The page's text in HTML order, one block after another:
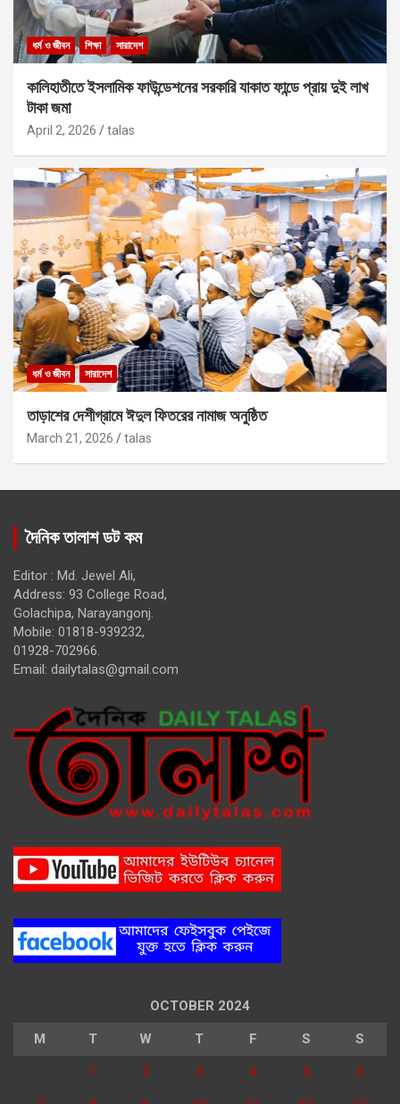
ধর্ম ও জীবন শিক্ষা সারাদেশ
কালিহাতীতে ইসলামিক ফাউন্ডেশনের সরকারি যাকাত ফান্ডে প্রায় দুই লাখ
টাকা জমা
April 2, 2026 talas
ধর্ম ও জীবন সারাদেশ
তাড়াশের দেশীগ্রামে ঈদুল ফিতরের নামাজ অনুষ্ঠিত
March 21, 2026 talas
দৈনিক তালাশ ডট কম
Editor : Md. Jewel Ali,
Address: 93 College Road,
Golachipa, Narayangonj.
Mobile: 01818-939232,
01928-702966.
Email: dailytalas@gmail.com
OCTOBER 2024
M T W T F S S
1 2 3 4 5 6